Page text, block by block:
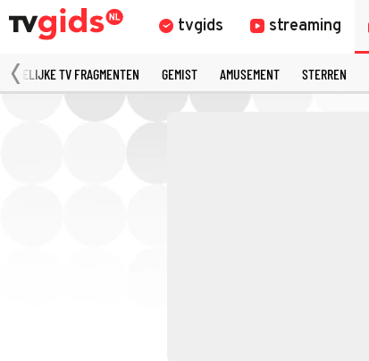
tvgids streaming
TV FRAGMENTEN GEMIST AMUSEMENT STERREN